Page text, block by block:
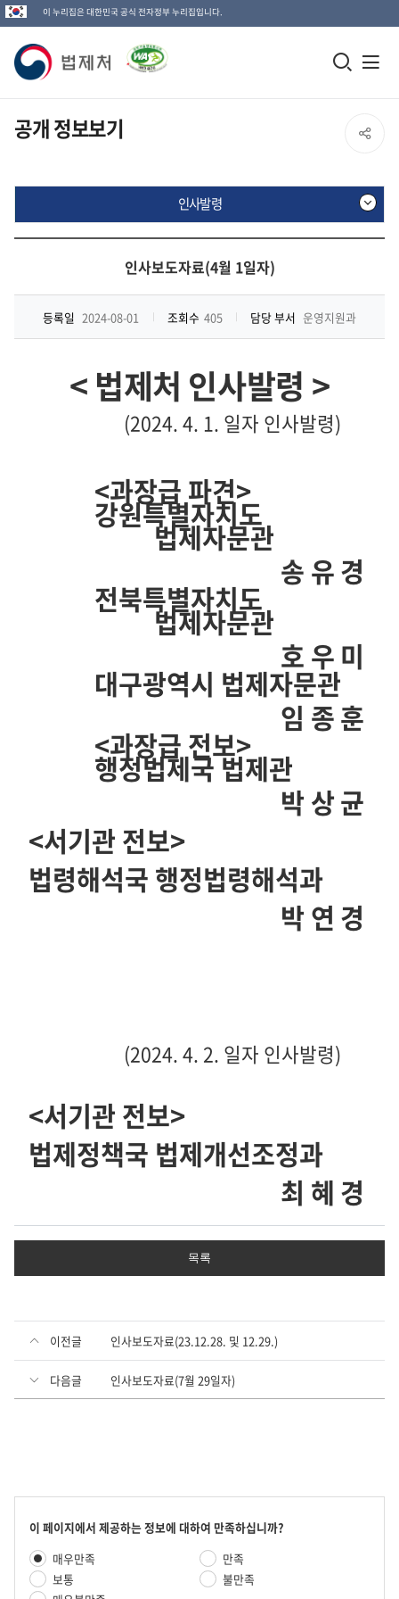
이 누리집은 대한민국 공식 전자정부 누리집입니다.
법
제
처
고
모
공개 정보보기 SNS
유
인사발령
인
령
인사보도자료(4월 1일자)
등록일 2024-08-01 조회수 405 담당 부서 운영지원과
< 법제처 인사발령 >
(2024. 4. 1. 일자 인사발령)
<과장급 파견>
강원특별자치도
법제자문관
송유경
전북특별자치도
법제자문관
호우미
대구광역시 법제자문관
임종훈
<과장급 전보>
행정법제국 법제관
박상균
<서기관 전보>
법령해석국 행정법령해석과
박연경
(2024. 4. 2. 일자 인사발령)
<서기관 전보>
법제정책국 법제개선조정과
최혜경
목록
이전글 인사보도자료(23.12.28. 및 12.29.)
다음글 인사보도자료(7월 29일자)
콘
츠
만
족
이 페이지에서 제공하는 정보에 대하여 만족하십니까?
만
족
도
매우만족
만족
보통
불만족